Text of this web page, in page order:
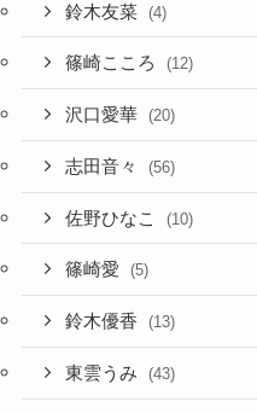
鈴木友菜 (4)
篠崎こころ (12)
沢口愛華 (20)
志田音々 (56)
佐野ひなこ (10)
篠崎愛 (5)
鈴木優香 (13)
東雲うみ (43)